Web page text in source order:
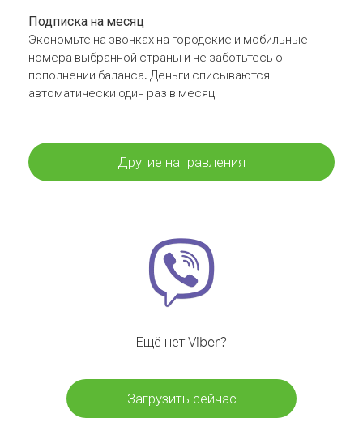
Подписка на месяц
Экономьте на звонках на городские и мобильные
номера выбранной страны и не заботьтесь о
пополнении баланса. Деньги списываются
автоматически один раз в месяц
Другие направления
Ещё нет Viber?
Загрузить сейчас